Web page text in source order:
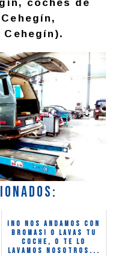
coches de
Cehegín).
¡No nos andamos con
bromas! O lavas tu
coche, o te lo
lavamos nosotros...